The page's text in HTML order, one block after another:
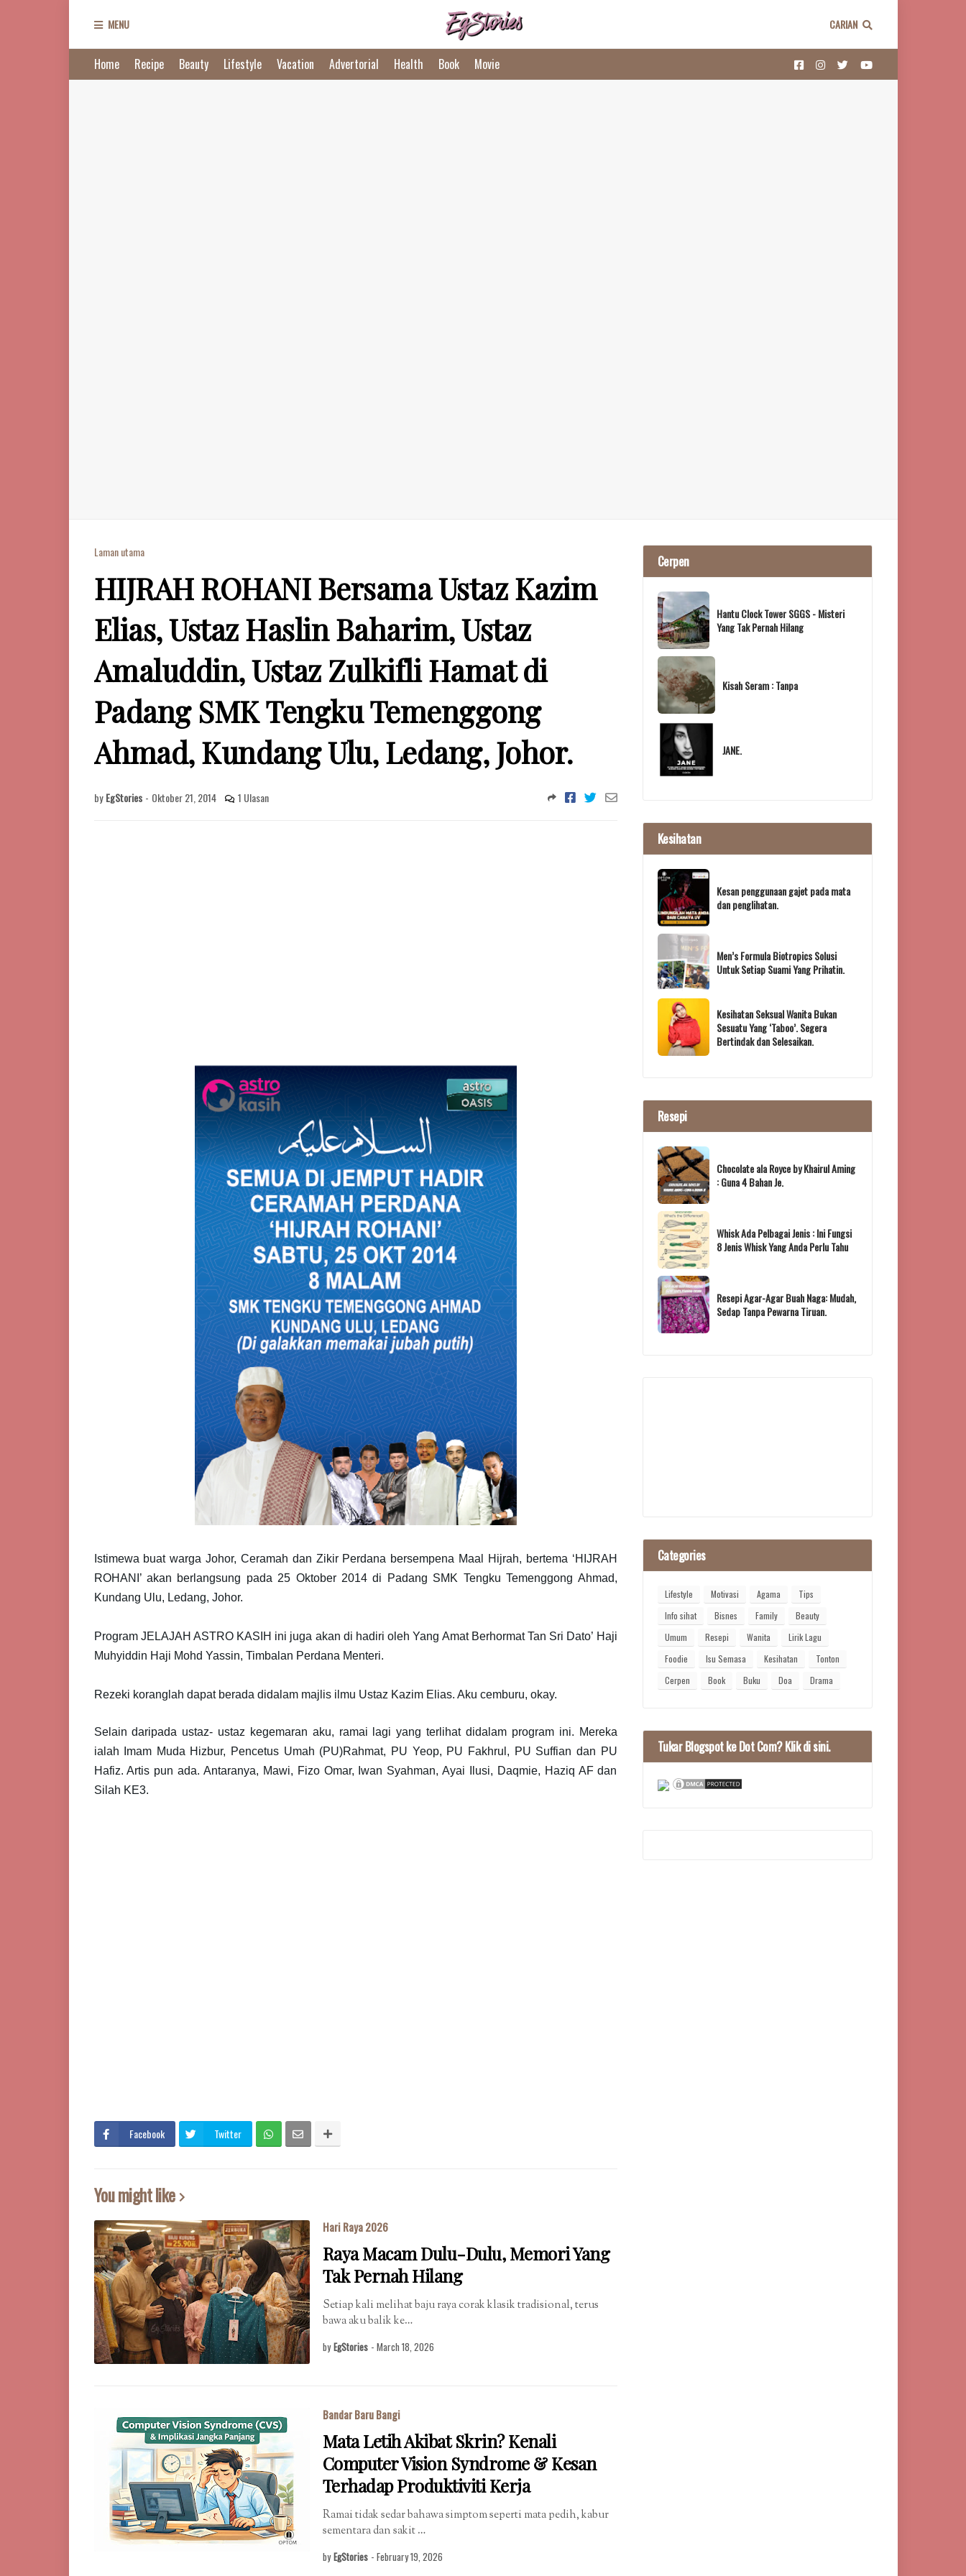
MENU CARIAN
Home Recipe Beauty Lifestyle Vacation Advertorial Health Book Movie
Laman utama
HIJRAH ROHANI Bersama Ustaz Kazim
Elias, Ustaz Haslin Baharim, Ustaz
Amaluddin, Ustaz Zulkifli Hamat di
Padang SMK Tengku Temenggong
Ahmad, Kundang Ulu, Ledang, Johor.
by EgStories - Oktober 21, 2014 1 Ulasan
Istimewa buat warga Johor, Ceramah dan Zikir Perdana bersempena Maal Hijrah, bertema ‘HIJRAH
ROHANI’ akan berlangsung pada 25 Oktober 2014 di Padang SMK Tengku Temenggong Ahmad,
Kundang Ulu, Ledang, Johor.
Program JELAJAH ASTRO KASIH ini juga akan di hadiri oleh Yang Amat Berhormat Tan Sri Dato’ Haji
Muhyiddin Haji Mohd Yassin, Timbalan Perdana Menteri.
Rezeki koranglah dapat berada didalam majlis ilmu Ustaz Kazim Elias. Aku cemburu, okay.
Selain daripada ustaz- ustaz kegemaran aku, ramai lagi yang terlihat didalam program ini. Mereka
ialah Imam Muda Hizbur, Pencetus Umah (PU)Rahmat, PU Yeop, PU Fakhrul, PU Suffian dan PU
Hafiz. Artis pun ada. Antaranya, Mawi, Fizo Omar, Iwan Syahman, Ayai Ilusi, Daqmie, Haziq AF dan
Silah KE3.
Facebook Twitter
You might like
Hari Raya 2026
Raya Macam Dulu-Dulu, Memori Yang
Tak Pernah Hilang
Setiap kali melihat baju raya corak klasik tradisional, terus
bawa aku balik ke…
by EgStories - March 18, 2026
Bandar Baru Bangi
Mata Letih Akibat Skrin? Kenali
Computer Vision Syndrome & Kesan
Terhadap Produktiviti Kerja
Ramai tidak sedar bahawa simptom seperti mata pedih, kabur
sementara dan sakit …
by EgStories - February 19, 2026
Cerpen
Hantu Clock Tower SGGS - Misteri
Yang Tak Pernah Hilang
Kisah Seram : Tanpa
JANE.
Kesihatan
Kesan penggunaan gajet pada mata
dan penglihatan.
Men’s Formula Biotropics Solusi
Untuk Setiap Suami Yang Prihatin.
Kesihatan Seksual Wanita Bukan
Sesuatu Yang ‘Taboo’. Segera
Bertindak dan Selesaikan.
Resepi
Chocolate ala Royce by Khairul Aming
: Guna 4 Bahan Je.
Whisk Ada Pelbagai Jenis : Ini Fungsi
8 Jenis Whisk Yang Anda Perlu Tahu
Resepi Agar-Agar Buah Naga: Mudah,
Sedap Tanpa Pewarna Tiruan.
Categories
Lifestyle Motivasi Agama
Tips
Info sihat
Bisnes Family
Beauty
Umum
Resepi Wanita
Lirik Lagu
Foodie
Isu Semasa Kesihatan
Tonton
Cerpen
Book Buku Doa Drama
Tukar Blogspot ke Dot Com? Klik di sini.